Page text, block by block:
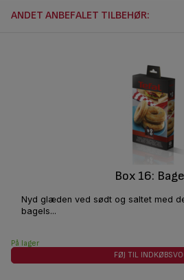
ANDET ANBEFALET TILBEHØR:
Box 16:
Nyd glæden ved sødt og saltet med
bagels...
På lager
FØJ TIL